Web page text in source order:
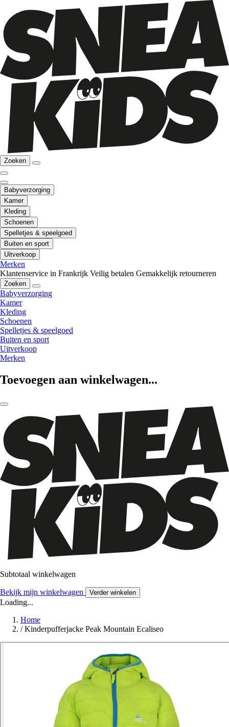
Zoeken
Babyverzorging
Kamer
Kleding
Schoenen
Spelletjes & speelgoed
Buiten en sport
Uitverkoop
Merken
Klantenservice in Frankrijk Veilig betalen Gemakkelijk retourneren
Zoeken
Babyverzorging
Kamer
Kleding
Schoenen
Spelletjes & speelgoed
Buiten en sport
Uitverkoop
Merken
Toevoegen aan winkelwagen...
Subtotaal winkelwagen
Bekijk mijn winkelwagen Verder winkelen
Loading...
Home
/ Kinderpufferjacke Peak Mountain Ecaliseo